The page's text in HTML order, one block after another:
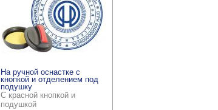
На ручной оснастке с
кнопкой и отделением под
подушку
С красной кнопкой и
подушкой